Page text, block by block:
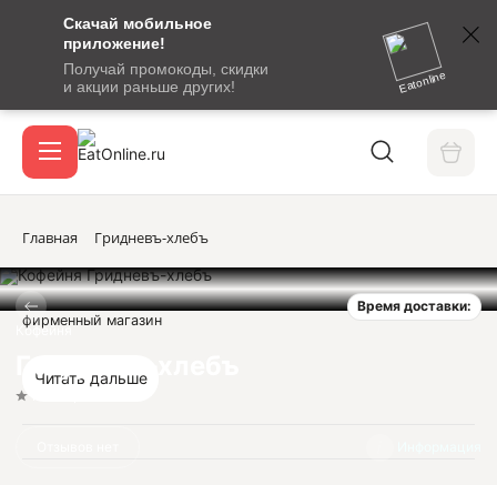
Скачай мобильное
приложение!
Получай промокоды, скидки
и акции раньше других!
Eatonline
сообщение
кодом
подтверждения
Вход / регистрация
Акции
Главная Гридневъ-хлебъ
Время доставки:
Кофейня
Гридневъ-хлебъ
фирменный магазин
Читать дальше